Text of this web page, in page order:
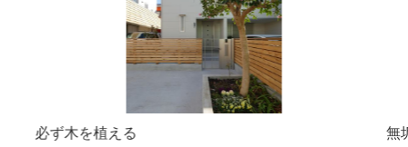
必ず木を植える 無